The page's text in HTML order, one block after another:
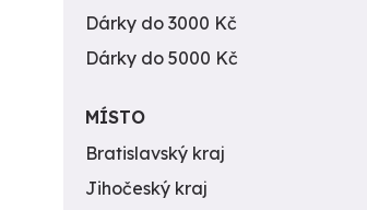
Dárky do 3000 Kč
Dárky do 5000 Kč
MÍSTO
Bratislavský kraj
Jihočeský kraj